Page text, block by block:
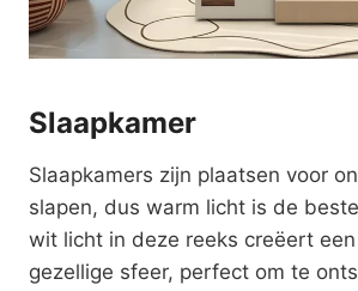
Slaapkamer
Slaapkamers zijn plaatsen voor
slapen, dus warm licht is de
wit licht in deze reeks creëert
gezellige sfeer, perfect om te